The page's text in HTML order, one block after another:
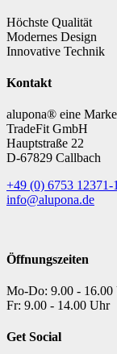
Höchste Qualität
Modernes Design
Innovative Technik
Kontakt
alupona® eine
TradeFit GmbH
Hauptstraße 22
D-67829 Callbach
+49 (0) 6753 12371-
info@alupona.de
Öffnungszeiten
Mo-Do: 9.00 - 16.00
Fr: 9.00 - 14.00 Uhr
Get Social